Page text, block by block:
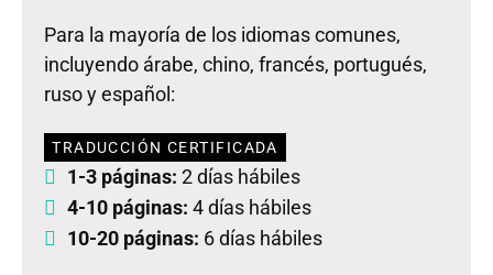
Para la mayoría de los idiomas comunes,
incluyendo árabe, chino, francés, portugués,
ruso y español:
TRADUCCIÓN CERTIFICADA
1-3 páginas: 2 días hábiles
4-10 páginas: 4 días hábiles
10-20 páginas: 6 días hábiles